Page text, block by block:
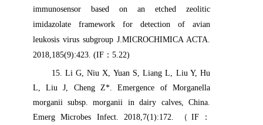
immunosensor based on an etched zeolitic
imidazolate framework for detection of avian
leukosis virus subgroup J.MICROCHIMICA ACTA.
2018,185(9):423. (IF： 5.22)
15. Li G, Niu X, Yuan S, Liang L, Liu Y, Hu
L, Liu J, Cheng Z*. Emergence of Morganella
morganii subsp. morganii in dairy calves, China.
Emerg Microbes Infect. 2018,7(1):172.
（ IF：